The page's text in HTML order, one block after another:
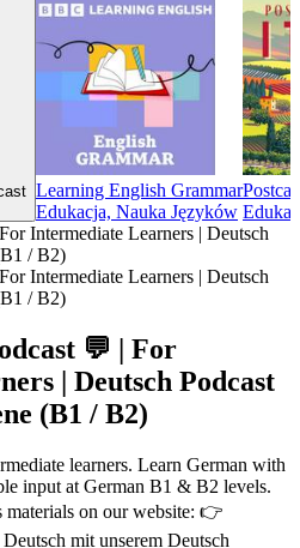
Learning English Grammar
Edukacja, Nauka Języków
Intermediate Learners | Deutsch
/ B2)
Intermediate Learners | Deutsch
/ B2)
💬 | For
| Deutsch Podcast
(B1 / B2)
learners. Learn German with
input at German B1 & B2 levels.
materials on our website: 👉
mit unserem Deutsch